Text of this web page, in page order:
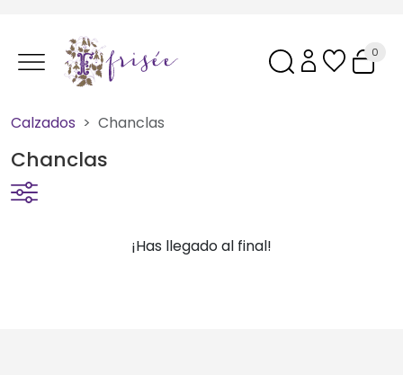
0
Calzados Chanclas
Chanclas
¡Has llegado al final!